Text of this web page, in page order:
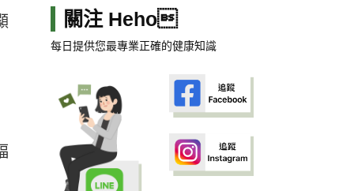
關注 Heho
每日提供您最專業正確的健康知識